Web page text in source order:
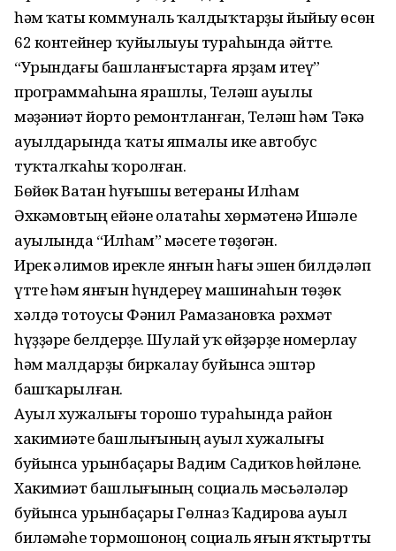
һәм ҡаты коммуналь ҡалдыҡтарҙы йыйыу өсөн
62 контейнер ҡуйылыуы тураһында әйтте.
“Урындағы башланғыстарға ярҙам итеү”
программаһына ярашлы, Теләш ауылы
мәҙәниәт йорто ремонтланған, Теләш һәм Тәкә
ауылдарында ҡаты япмалы ике автобус
туҡталҡаһы ҡоролған.
Бөйөк Ватан һуғышы ветераны Илһам
Әхкәмовтың ейәне олатаһы хөрмәтенә Ишәле
ауылында “Илһам” мәсете төҙөгән.
Ирек Ғәлимов ирекле янғын һағы эшен билдәләп
үтте һәм янғын һүндереү машинаһын төҙөк
хәлдә тотоусы Фәнил Рамазановҡа рәхмәт
һүҙҙәре белдерҙе. Шулай уҡ өйҙәрҙе номерлау
һәм малдарҙы биркалау буйынса эштәр
башҡарылған.
Ауыл хужалығы торошо тураһында район
хакимиәте башлығының ауыл хужалығы
буйынса урынбаҫары Вадим Садиҡов һөйләне.
Хакимиәт башлығының социаль мәсьәләләр
буйынса урынбаҫары Гөлназ Ҡадирова ауыл
биләмәһе тормошоноң социаль яғын яҡтыртты